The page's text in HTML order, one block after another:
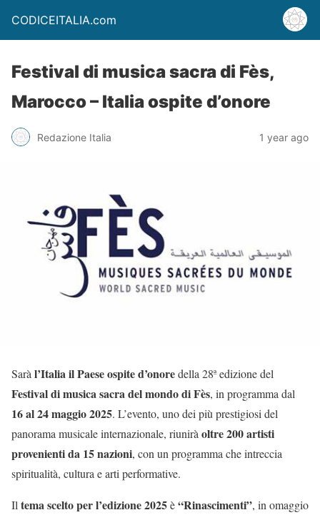
CODICEITALIA.com
Festival di musica sacra di Fès,
Marocco – Italia ospite d’onore
Redazione Italia 1 year ago
Sarà l’Italia il Paese ospite d’onoredella 28ª edizione del
Festival di musica sacra del mondo di Fès, in programma dal
16 al 24 maggio 2025. L’evento, uno dei più prestigiosi del
panorama musicale internazionale, riunirà oltre 200 artisti
provenienti da 15 nazioni, con un programma che intreccia
spiritualità, cultura e arti performative.
Il tema scelto per l’edizione 2025è“Rinascimenti”, in omaggio